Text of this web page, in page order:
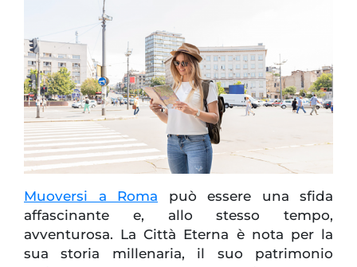
Muoversi a Roma può essere una sfida
affascinante e, allo stesso tempo,
avventurosa. La Città Eterna è nota per la
sua storia millenaria, il suo patrimonio